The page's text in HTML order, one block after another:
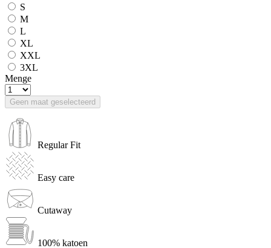
S
M
L
XL
XXL
3XL
Menge
Geen maat geselecteerd
Regular Fit
Easy care
Cutaway
100% katoen